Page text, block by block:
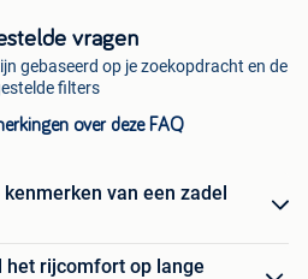
vragen
gebaseerd op je zoekopdracht en de
filters
over deze FAQ
van een zadel
het rijcomfort op lange